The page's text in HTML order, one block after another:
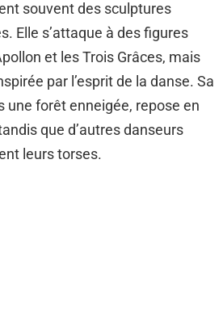
souvent des sculptures
Elle s’attaque à des figures
et les Trois Grâces, mais
par l’esprit de la danse. Sa
une forêt enneigée, repose en
que d’autres danseurs
leurs torses.